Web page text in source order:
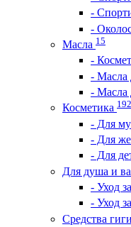
-
-
Масла 15
-
- Масла
- Масла
Косметика 192
- Для
- Для
- Для
Для душа и
- Уход
- Уход
Средства